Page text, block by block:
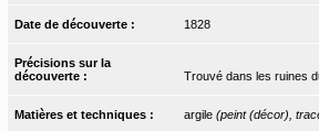
Date de découverte : 1828
Précisions sur la
découverte :
Trouvé dans les ruines
Matières et techniques : argile (peint (décor),